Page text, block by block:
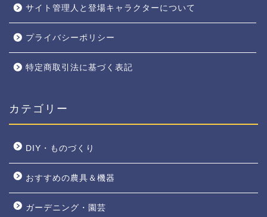
サイト管理人と登場キャラクターについて
プライバシーポリシー
特定商取引法に基づく表記
カテゴリー
DIY・ものづくり
おすすめの農具＆機器
ガーデニング・園芸